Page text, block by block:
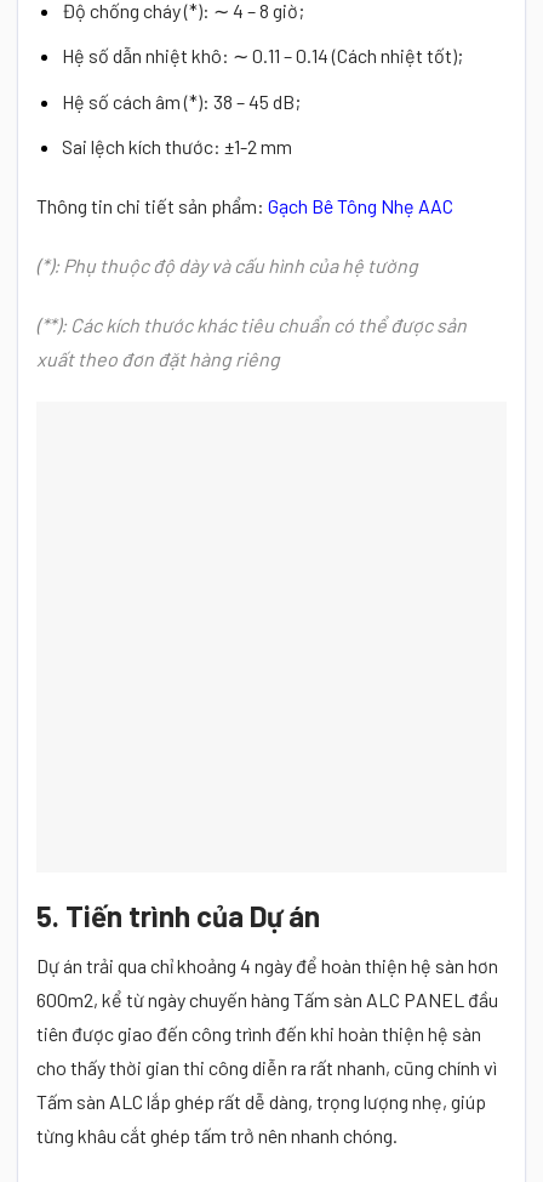
Độ chống cháy (*): ∼ 4 – 8 giờ;
Hệ số dẫn nhiệt khô: ∼ 0.11 – 0.14 (Cách nhiệt tốt);
Hệ số cách âm (*): 38 – 45 dB;
Sai lệch kích thước: ±1-2 mm
Thông tin chi tiết sản phẩm: Gạch Bê Tông Nhẹ AAC
(*): Phụ thuộc độ dày và cấu hình của hệ tường
(**): Các kích thước khác tiêu chuẩn có thể được sản
xuất theo đơn đặt hàng riêng
5. Tiến trình của Dự án
Dự án trải qua chỉ khoảng 4 ngày để hoàn thiện hệ sàn hơn
600m2, kể từ ngày chuyến hàng Tấm sàn ALC PANEL đầu
tiên được giao đến công trình đến khi hoàn thiện hệ sàn
cho thấy thời gian thi công diễn ra rất nhanh, cũng chính vì
Tấm sàn ALC lắp ghép rất dễ dàng, trọng lượng nhẹ, giúp
từng khâu cắt ghép tấm trở nên nhanh chóng.